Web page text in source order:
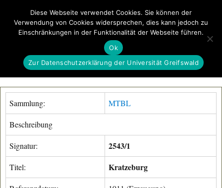
GeoGREIF MENÜ
Sammlung: MTBL
Beschreibung
Signatur: 2543/1
Titel: Kratzeburg
Diese Webseite verwendet Cookies. Sie können der
Verwendung von Cookies widersprechen, dies kann jedoch zu
Einschränkungen in der Funktionalität der Webseite führen.
Ok
Zur Datenschutzerklärung der Universität Greifswald